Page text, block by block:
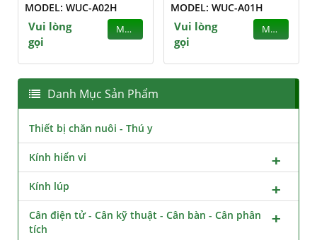
MODEL: WUC-A02H
Vui lòng
gọi
MUA
MODEL: WUC-A01H
Vui lòng
gọi
MUA
Danh Mục Sản Phẩm
Thiết bị chăn nuôi - Thú y
Kính hiển vi
Kính lúp
Cân điện tử - Cân kỹ thuật - Cân bàn - Cân phân
tích